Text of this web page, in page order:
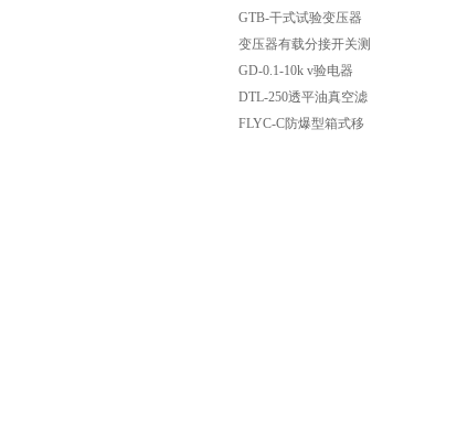
交联电缆变频串联谐振
耐压试验装置
GTB-干式试验变压器
变压器有载分接开关测
试仪价格
GD-0.1-10k v验电器
WBJ-10KV高低压验电
器
DTL-250透平油真空滤
油机ZJC透平油滤油机
FLYC-C防爆型箱式移